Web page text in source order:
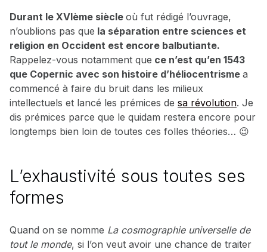
Durant le XVIème siècle où fut rédigé l’ouvrage,
n’oublions pas que la séparation entre sciences et
religion en Occident est encore balbutiante.
Rappelez-vous notamment que ce n’est qu’en 1543
que Copernic avec son histoire d’héliocentrisme a
commencé à faire du bruit dans les milieux
intellectuels et lancé les prémices de sa révolution. Je
dis prémices parce que le quidam restera encore pour
longtemps bien loin de toutes ces folles théories… 😉
L’exhaustivité sous toutes ses
formes
Quand on se nomme La cosmographie universelle de
tout le monde, si l’on veut avoir une chance de traiter